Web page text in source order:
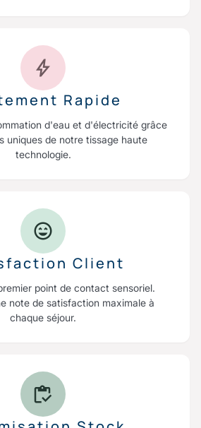
Rapide
d'eau et d'électricité grâce
uniques de notre tissage haute
technologie.
Client
point de contact sensoriel.
note de satisfaction maximale à
chaque séjour.